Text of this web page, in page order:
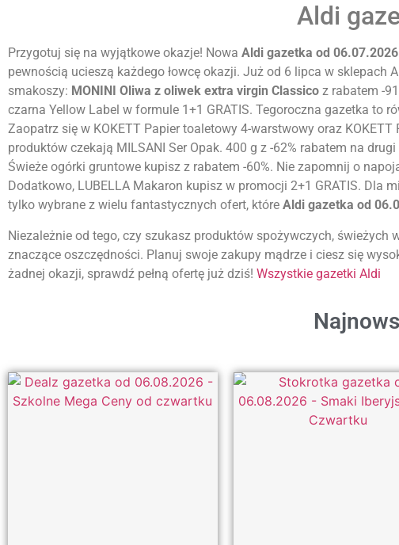
Aldi
Przygotuj się na wyjątkowe okazje! Nowa Aldi gazetka od 06.07.2026
pewnością ucieszą każdego łowcę okazji. Już od 6 lipca w
smakoszy: MONINI Oliwa z oliwek extra virgin Classico z rabatem -
czarna Yellow Label w formule 1+1 GRATIS. Tegoroczna gazetka to
Zaopatrz się w KOKETT Papier toaletowy 4-warstwowy oraz
produktów czekają MILSANI Ser Opak. 400 g z -62% rabatem na
Świeże ogórki gruntowe kupisz z rabatem -60%. Nie zapomnij o
Dodatkowo, LUBELLA Makaron kupisz w promocji 2+1 GRATIS. Dla
tylko wybrane z wielu fantastycznych ofert, które Aldi gazetka od
Niezależnie od tego, czy szukasz produktów spożywczych,
znaczące oszczędności. Planuj swoje zakupy mądrze i ciesz się
żadnej okazji, sprawdź pełną ofertę już dziś! Wszystkie gazetki Aldi